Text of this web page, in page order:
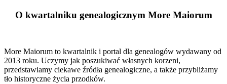
O kwartalniku genealogicznym More Maiorum
More Maiorum to kwartalnik i portal dla genealogów wydawany od
2013 roku. Uczymy jak poszukiwać własnych korzeni,
przedstawiamy ciekawe źródła genealogiczne, a także przybliżamy
tło historyczne życia przodków.